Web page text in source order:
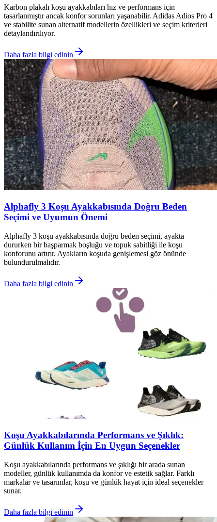
Karbon plakalı koşu ayakkabıları hız ve performans için
tasarlanmıştır ancak konfor sorunları yaşanabilir. Adidas Adios Pro 4
ve stabilite sunan alternatif modellerin özellikleri ve seçim kriterleri
detaylandırılıyor.
Daha fazla bilgi edinin
Alphafly 3 Koşu Ayakkabısında Doğru Beden
Seçimi ve Uyumun Önemi
Alphafly 3 koşu ayakkabısında doğru beden seçimi, ayakta
dururken bir başparmak boşluğu ve topuk sabitliği ile koşu
konforunu artırır. Ayakların koşuda genişlemesi göz önünde
bulundurulmalıdır.
Daha fazla bilgi edinin
Koşu Ayakkabılarında Performans ve Şıklık:
Günlük Kullanım İçin En Uygun Seçenekler
Koşu ayakkabılarında performans ve şıklığı bir arada sunan
modeller, günlük kullanımda da konfor ve estetik sağlar. Farklı
markalar ve tasarımlar, koşu ve günlük hayat için ideal seçenekler
sunar.
Daha fazla bilgi edinin